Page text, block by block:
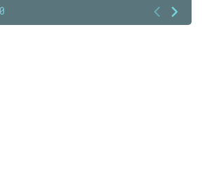
imela posledstviya
volshebstvo